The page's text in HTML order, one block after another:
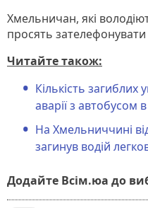
Хмельничан, які
просять
Читайте також:
Кількість загиблих
аварії з автобусом в
На Хмельниччині
загинув водій
Додайте Всім.юа до